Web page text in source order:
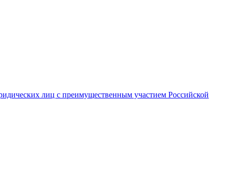
лиц с преимущественным участием Российской